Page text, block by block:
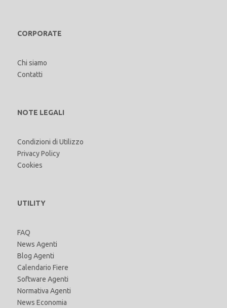
CORPORATE
Chi siamo
Contatti
NOTE LEGALI
Condizioni di Utilizzo
Privacy Policy
Cookies
UTILITY
FAQ
News Agenti
Blog Agenti
Calendario Fiere
Software Agenti
Normativa Agenti
News Economia